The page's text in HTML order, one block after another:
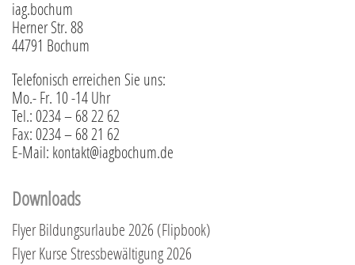
iag.bochum
Herner Str. 88
44791 Bochum
Telefonisch erreichen Sie uns:
Mo.- Fr. 10 -14 Uhr
Tel.: 0234 – 68 22 62
Fax: 0234 – 68 21 62
E-Mail: kontakt@iagbochum.de
Downloads
Flyer Bildungsurlaube 2026 (Flipbook)
Flyer Kurse Stressbewältigung 2026